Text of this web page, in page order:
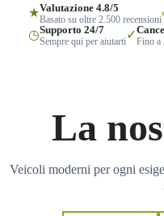
★Valutazione 4.8/5
Basato su oltre 2.500 recensioni
◷Supporto 24/7
Sempre qui per aiutarti✓Fino a
La
Veicoli moderni per ogni